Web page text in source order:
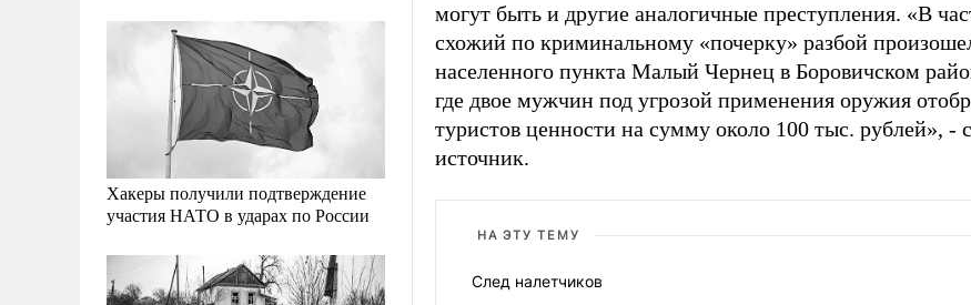
Хакеры получили подтверждение
участия НАТО в ударах по России
могут быть и другие аналогичные преступления. «В
схожий по криминальному «почерку» разбой
населенного пункта Малый Чернец в Боровичском
где двое мужчин под угрозой применения оружия
туристов ценности на сумму около 100 тыс. рублей», -
источник.
НА ЭТУ ТЕМУ
След налетчиков